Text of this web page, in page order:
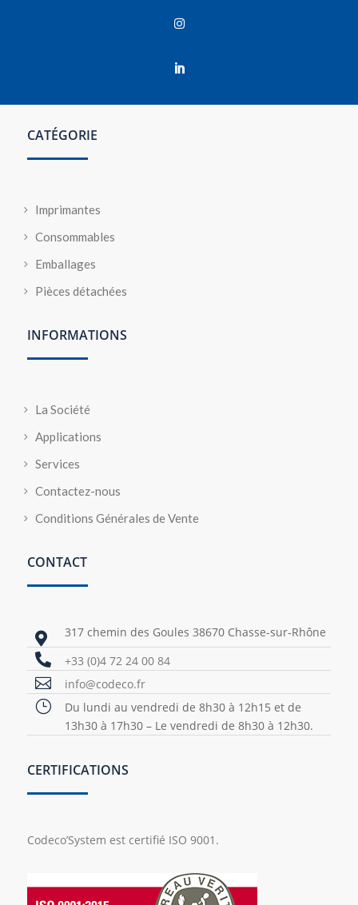


CATÉGORIE
Imprimantes
Consommables
Emballages
Pièces détachées
INFORMATIONS
La Société
Applications
Services
Contactez-nous
Conditions Générales de Vente
CONTACT
 317 chemin des Goules 38670 Chasse-sur-Rhône
 +33 (0)4 72 24 00 84
 info@codeco.fr
}
Du lundi au vendredi de 8h30 à 12h15 et de
13h30 à 17h30 – Le vendredi de 8h30 à 12h30.
CERTIFICATIONS
Codeco’System est certifié ISO 9001.